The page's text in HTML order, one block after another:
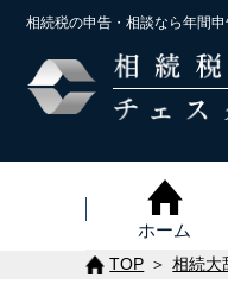
相続税の申告・相談なら年間
ホーム
TOP 相続大